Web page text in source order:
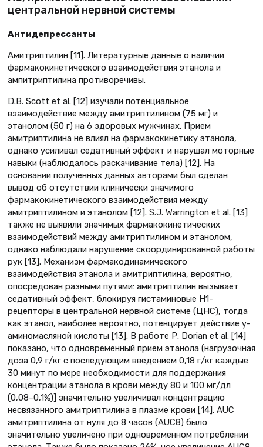
центральной нервной системы
Антидепрессанты
Амитриптилин [11]. Литературные данные о наличии
фармакокинетического взаимодействия этанола и
ампитриптилина противоречивы.
D.B. Scott et al. [12] изучали потенциальное
взаимодействие между амитриптилином (75 мг) и
этанолом (50 г) на 6 здоровых мужчинах. Прием
амитриптилина не влиял на фармакокинетику этанола,
однако усиливал седативный эффект и нарушал моторные
навыки (наблюдалось раскачивание тела) [12]. На
основании полученных данных авторами был сделан
вывод об отсутствии клинически значимого
фармакокинетического взаимодействия между
амитриптилином и этанолом [12]. S.J. Warrington et al. [13]
также не выявили значимых фармакокинетических
взаимодействий между амитриптилином и этанолом,
однако наблюдали нарушение скоординированной работы
рук [13]. Механизм фармакодинамического
взаимодействия этанола и амитриптилина, вероятно,
опосредован разными путями: амитриптилин вызывает
седативный эффект, блокируя гистаминовые H1-
рецепторы в центральной нервной системе (ЦНС), тогда
как этанол, наиболее вероятно, потенцирует действие γ-
аминомасляной кислоты [13]. В работе Р. Dorian et al. [14]
показано, что одновременный прием этанола (нагрузочная
доза 0,9 г/кг с последующим введением 0,18 г/кг каждые
30 минут по мере необходимости для поддержания
концентрации этанола в крови между 80 и 100 мг/дл
(0,08–0,1%)] значительно увеличивал концентрацию
несвязанного амитриптилина в плазме крови [14]. AUC
амитриптилина от нуля до 8 часов (AUC8) было
значительно увеличено при одновременном потреблении